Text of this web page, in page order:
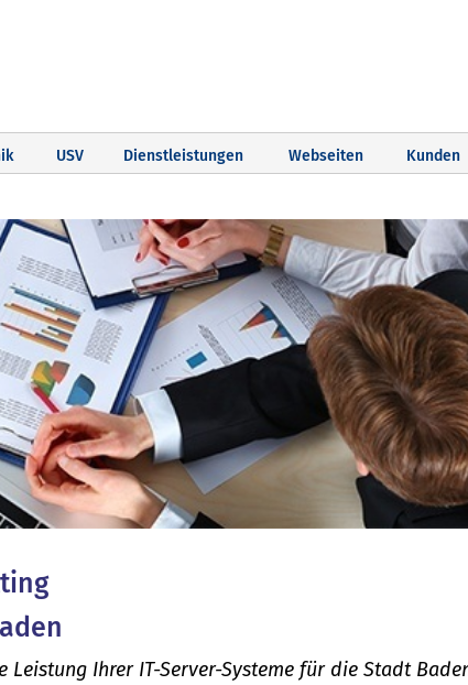
USV Dienstleistungen Webseiten Kunden
Ihrer IT-Server-Systeme für die Stadt